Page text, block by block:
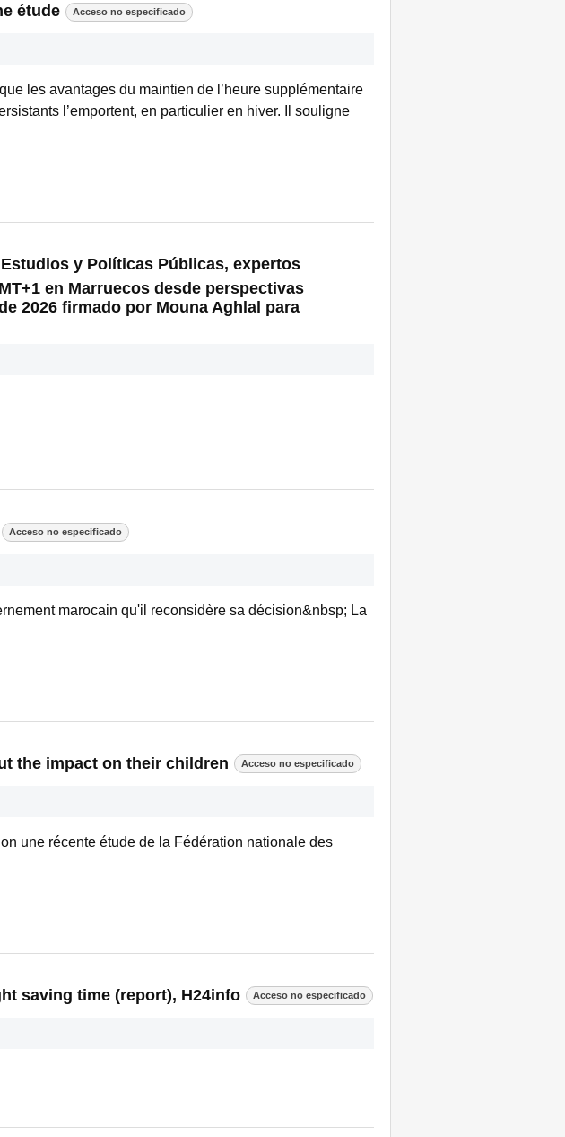
étude Acceso no especificado
les avantages du maintien de l’heure supplémentaire
l’emportent, en particulier en hiver. Il souligne
y Políticas Públicas, expertos
en Marruecos desde perspectivas
2026 firmado por Mouna Aghlal para
Acceso no especificado
marocain qu'il reconsidère sa décision&nbsp; La
the impact on their children Acceso no especificado
une récente étude de la Fédération nationale des
saving time (report), H24info Acceso no especificado